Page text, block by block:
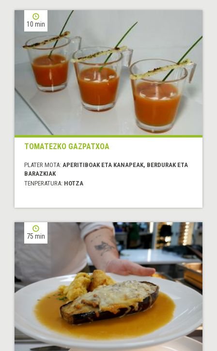
10 min
TOMATEZKO GAZPATXOA
PLATER MOTA: APERITIBOAK ETA KANAPEAK, BERDURAK ETA
BARAZKIAK
TENPERATURA: HOTZA
75 min